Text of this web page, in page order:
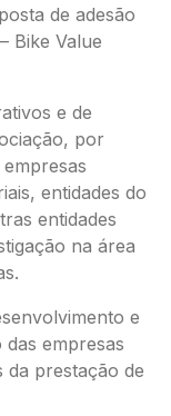
de adesão
Bike Value
e de
por
entidades do
entidades
na área
e
empresas
da prestação de